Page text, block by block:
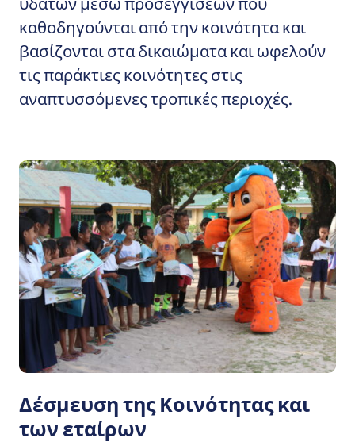
καθοδηγούνται από την κοινότητα και
βασίζονται στα δικαιώματα και ωφελούν
τις παράκτιες κοινότητες στις
αναπτυσσόμενες τροπικές περιοχές.
Δέσμευση της Κοινότητας και
των εταίρων